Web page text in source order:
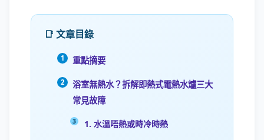
📑 文章目錄
重點摘要
浴室無熱水？拆解即熱式電熱水爐三大
常見故障
1. 水溫唔熱或時冷時熱